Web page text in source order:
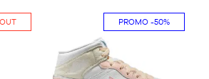
PROMO -50%